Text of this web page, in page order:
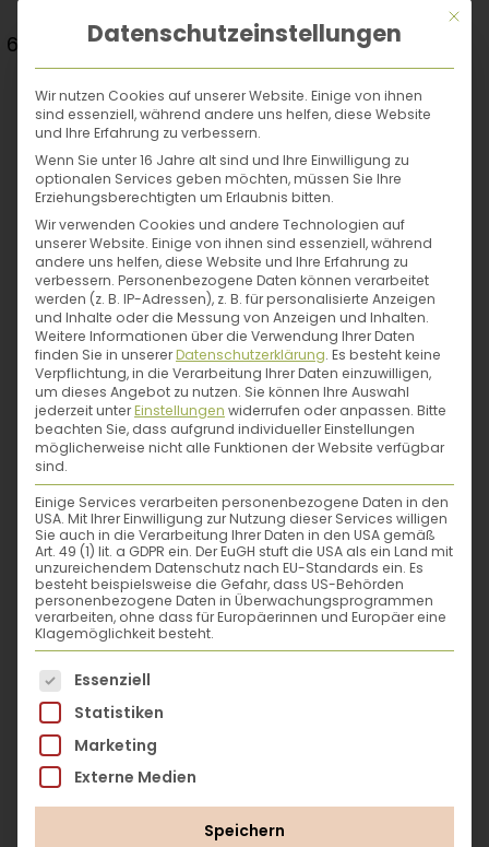
Die Speiseformen vorsichtig aus dem Ofen
nehmen und auskühlen lassen. Ausgekühlt
im Kühlschrank weitere 4 Stunden kühlen
lassen, dann die Cheesecakes vorsichtig
aus den Formen nehmen und vor dem
Servieren mit frischen oder kandierten
Blüten und Früchten verzieren.
Tipp: Anstelle der Speiseringe können
auch gut Muffinförmchen verwendet
werden.
Du kannstdeine frischgesammelten Kräuter
auch haltbarmachen, indem du sie
trocknest – luftdicht verschlossen halten sie
so mehrere Jahre.
Lust bekommen auf geniale Gerichte mit
Kräutern? In „So schmecken Wildpflanzen“
findest du144 Rezepte
Wildpflanzen
besonderen Geschmäcker in ihnen stecken!
Buch-Tipp
Mit
Datenschutzeinstellungen
Wir nutzen Cookies auf unserer Website. Einige von ihnen
sind essenziell, während andere uns helfen, diese Website
und Ihre Erfahrung zu verbessern.
Wenn Sie unter 16 Jahre alt sind und Ihre Einwilligung zu
optionalen Services geben möchten, müssen Sie Ihre
Erziehungsberechtigten um Erlaubnis bitten.
Wir verwenden Cookies und andere Technologien auf
unserer Website. Einige von ihnen sind essenziell, während
andere uns helfen, diese Website und Ihre Erfahrung zu
verbessern. Personenbezogene Daten können verarbeitet
werden (z. B. IP-Adressen), z. B. für personalisierte Anzeigen
und Inhalte oder die Messung von Anzeigen und Inhalten.
Weitere Informationen über die Verwendung Ihrer Daten
finden Sie in unsererDatenschutzerklärung. Es besteht keine
Verpflichtung, in die Verarbeitung Ihrer Daten einzuwilligen,
um dieses Angebot zu nutzen. Sie können Ihre Auswahl
jederzeit unterEinstellungen widerrufen oder anpassen. Bitte
beachten Sie, dass aufgrund individueller Einstellungen
möglicherweise nicht alle Funktionen der Website verfügbar
sind.
Einige Services verarbeiten personenbezogene Daten in den
USA. Mit Ihrer Einwilligung zur Nutzung dieser Services willigen
Sie auch in die Verarbeitung Ihrer Daten in den USA gemäß
Art. 49 (1) lit. a GDPR ein. Der EuGH stuft die USA als ein Land mit
unzureichendem Datenschutz nach EU-Standards ein. Es
besteht beispielsweise die Gefahr, dass US-Behörden
personenbezogene Daten in Überwachungsprogrammen
verarbeiten, ohne dass für Europäerinnen und Europäer eine
Klagemöglichkeit besteht.
Es folgt eine Liste der Service-Gruppen, für die
Essenziell
Statistiken
Marketing
Externe Medien
Speichern